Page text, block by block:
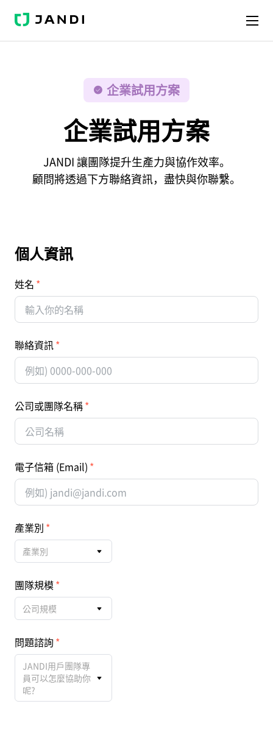
J
N
企業試用方案
企業試用方案
JANDI 讓團隊提升生產力與協作效率。
顧問將透過下方聯絡資訊，盡快與你聯繫。
個人資訊
姓名
聯絡資訊
公司或團隊名稱
電子信箱 (Email)
產業別
產業別
團隊規模
公司規模
問題諮詢
JANDI用戶團隊專
員可以怎麼協助你
呢?